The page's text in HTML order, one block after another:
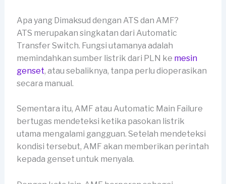
Apa yang Dimaksud dengan ATS dan AMF?
ATS merupakan singkatan dari Automatic
Transfer Switch. Fungsi utamanya adalah
memindahkan sumber listrik dari PLN ke mesin
genset, atau sebaliknya, tanpa perlu dioperasikan
secara manual.
Sementara itu, AMF atau Automatic Main Failure
bertugas mendeteksi ketika pasokan listrik
utama mengalami gangguan. Setelah mendeteksi
kondisi tersebut, AMF akan memberikan perintah
kepada genset untuk menyala.